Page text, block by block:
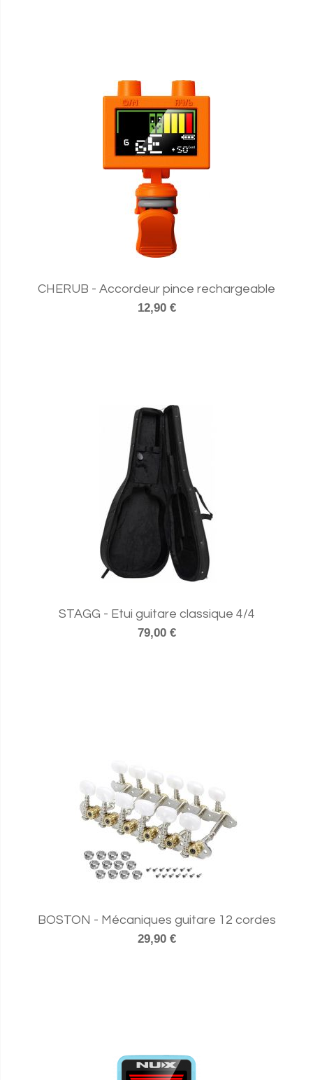
CHERUB - Accordeur pince rechargeable
12,90 €
STAGG - Etui guitare classique 4/4
79,00 €
BOSTON - Mécaniques guitare 12 cordes
29,90 €